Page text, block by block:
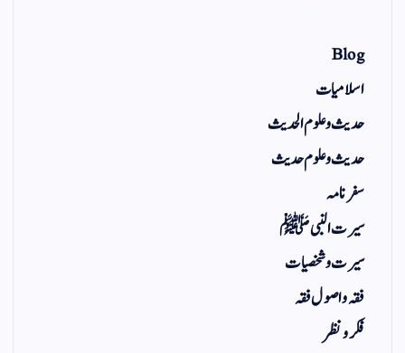
Blog
اسلامیات
حدیث و علوم الحدیث
حدیث و علوم حدیث
سفر نامہ
سیرت النبی ﷺ
سیرت و شخصیات
فقہ و اصول فقہ
فکر و نظر